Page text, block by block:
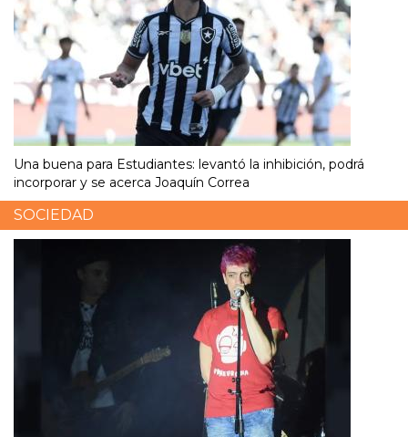
Una buena para Estudiantes: levantó la inhibición, podrá
incorporar y se acerca Joaquín Correa
SOCIEDAD